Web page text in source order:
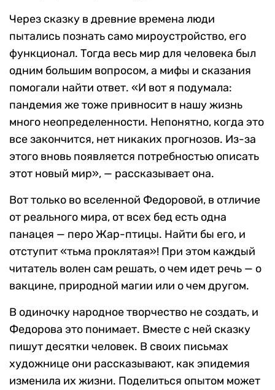
Через сказку в древние времена люди
пытались познать само мироустройство, его
функционал. Тогда весь мир для человека был
одним большим вопросом, а мифы и сказания
помогали найти ответ. «И вот я подумала:
пандемия же тоже привносит в нашу жизнь
много неопределенности. Непонятно, когда это
все закончится, нет никаких прогнозов. Из-за
этого вновь появляется потребностью описать
этот новый мир», — рассказывает она.
Вот только во вселенной Федоровой, в отличие
от реального мира, от всех бед есть одна
панацея — перо Жар-птицы. Найти бы его, и
отступит «тьма проклятая»! При этом каждый
читатель волен сам решать, о чем идет речь — о
вакцине, природной магии или о чем другом.
В одиночку народное творчество не создать, и
Федорова это понимает. Вместе с ней сказку
пишут десятки человек. В своих письмах
художнице они рассказывают, как эпидемия
изменила их жизни. Поделиться опытом может